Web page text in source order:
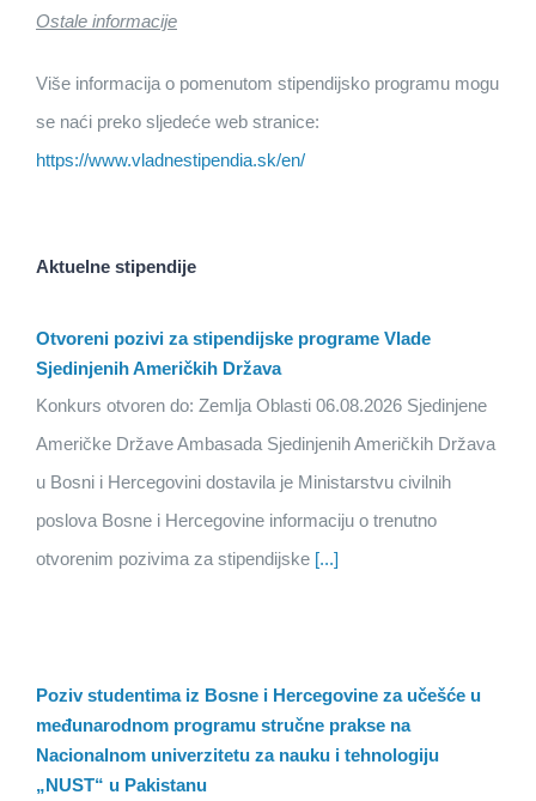
Ostale informacije
Više informacija o pomenutom stipendijsko programu mogu
se naći preko sljedeće web stranice:
https://www.vladnestipendia.sk/en/
Aktuelne stipendije
Otvoreni pozivi za stipendijske programe Vlade
Sjedinjenih Američkih Država
Konkurs otvoren do: Zemlja Oblasti 06.08.2026 Sjedinjene
Američke Države Ambasada Sjedinjenih Američkih Država
u Bosni i Hercegovini dostavila je Ministarstvu civilnih
poslova Bosne i Hercegovine informaciju o trenutno
otvorenim pozivima za stipendijske [...]
Poziv studentima iz Bosne i Hercegovine za učešće u
međunarodnom programu stručne prakse na
Nacionalnom univerzitetu za nauku i tehnologiju
„NUST“ u Pakistanu